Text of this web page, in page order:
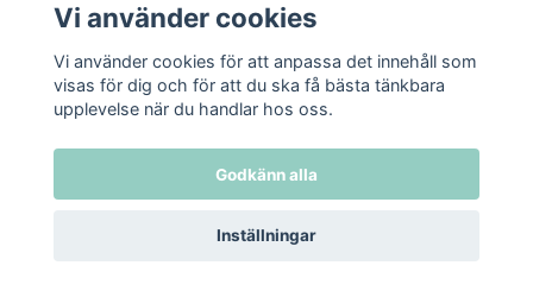
Vi använder cookies
Vi använder cookies för att anpassa det innehåll som
visas för dig och för att du ska få bästa tänkbara
upplevelse när du handlar hos oss.
Godkänn alla
Inställningar